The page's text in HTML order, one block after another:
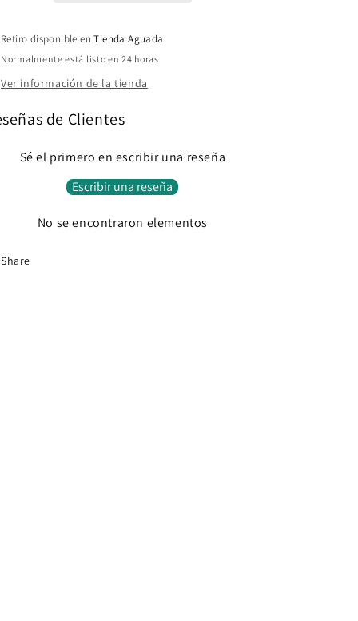
Retiro disponible enTienda Aguada
Normalmente está listo en 24 horas
Ver información de la tienda
de Clientes
Sé el primero en escribir una reseña
Escribir una reseña
No se encontraron elementos
Share